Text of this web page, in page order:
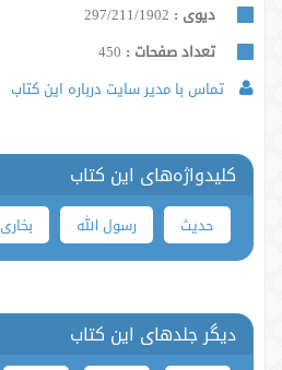
دیوی : 297/211/1902
تعداد صفحات :
تماس با مدیر سایت درباره این کتاب
کلیدواژه‌های این کتاب
حدیث رسول الله بخاری
دیگر جلدهای این کتاب